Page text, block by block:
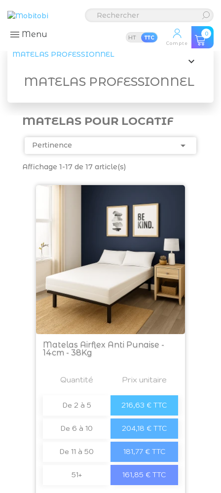
Menu HT TTC
Compte
0
MATELAS PROFESSIONNEL
MATELAS PROFESSIONNEL

MATELAS POUR LOCATIF
Pertinence 
Affichage 1-17 de 17 article(s)
Matelas Airflex Anti Punaise -
14cm - 38Kg
Quantité Prix unitaire
De 2 à 5 216,63 € TTC
De 6 à 10 204,18 € TTC
De 11 à 50 181,77 € TTC
51+ 161,85 € TTC